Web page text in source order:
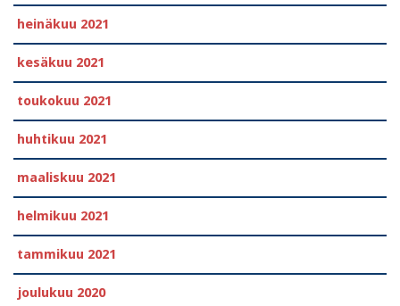
heinäkuu 2021
kesäkuu 2021
toukokuu 2021
huhtikuu 2021
maaliskuu 2021
helmikuu 2021
tammikuu 2021
joulukuu 2020